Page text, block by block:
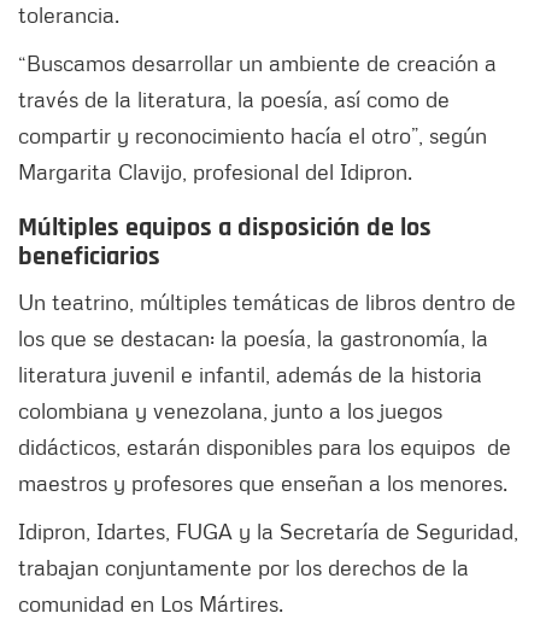
tolerancia.
“Buscamos desarrollar un ambiente de creación a
través de la literatura, la poesía, así como de
compartir y reconocimiento hacía el otro”, según
Margarita Clavijo, profesional del Idipron.
Múltiples equipos a disposición de los
beneficiarios
Un teatrino, múltiples temáticas de libros dentro de
los que se destacan: la poesía, la gastronomía, la
literatura juvenil e infantil, además de la historia
colombiana y venezolana, junto a los juegos
didácticos, estarán disponibles para los equipos de
maestros y profesores que enseñan a los menores.
Idipron, Idartes, FUGA y la Secretaría de Seguridad,
trabajan conjuntamente por los derechos de la
comunidad en Los Mártires.